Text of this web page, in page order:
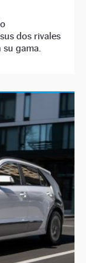
dos rivales
gama.